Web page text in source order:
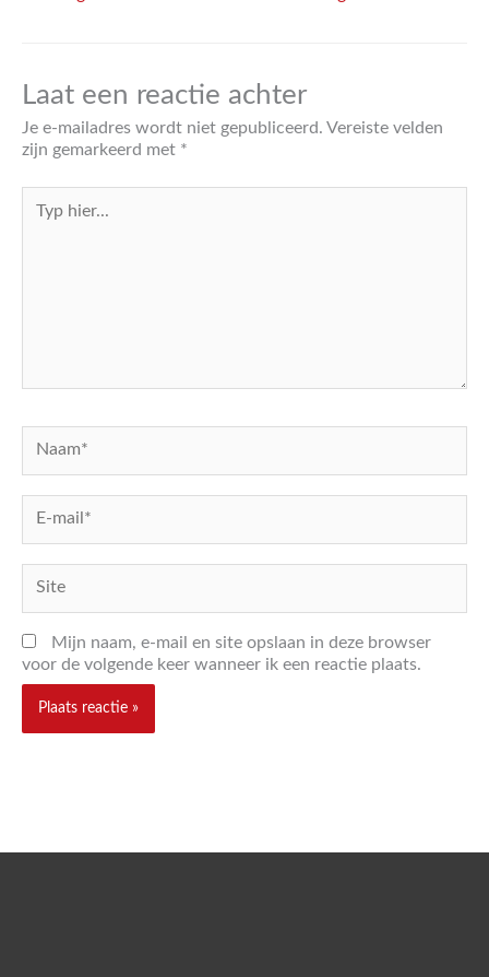
Laat een reactie achter
Je e-mailadres wordt niet gepubliceerd. Vereiste velden
zijn gemarkeerd met *
hier...
mail*
Mijn naam, e-mail en site opslaan in deze browser
voor de volgende keer wanneer ik een reactie plaats.